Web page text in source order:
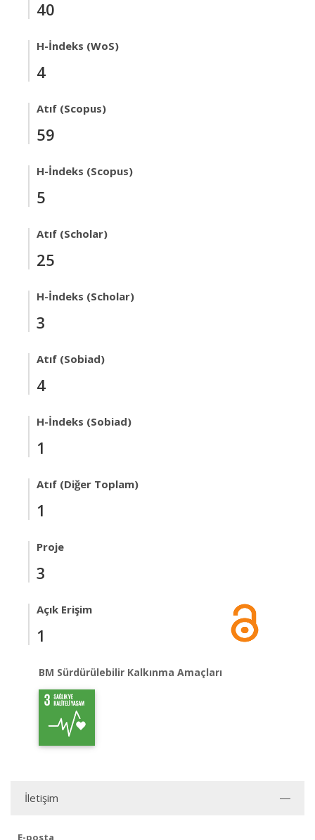
40
H-İndeks (WoS)
4
Atıf (Scopus)
59
H-İndeks (Scopus)
5
Atıf (Scholar)
25
H-İndeks (Scholar)
3
Atıf (Sobiad)
4
H-İndeks (Sobiad)
1
Atıf (Diğer Toplam)
1
Proje
3
Açık Erişim
1
BM Sürdürülebilir Kalkınma Amaçları
İletişim
E-posta